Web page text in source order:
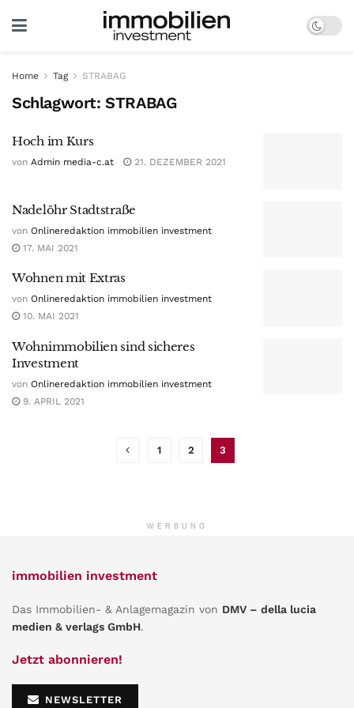
Home Tag STRABAG
Schlagwort:STRABAG
Hoch im Kurs
von Admin media-c.at 21. DEZEMBER 2021
Nadelöhr Stadtstraße
von Onlineredaktion immobilien investment
17. MAI 2021
Wohnen mit Extras
von Onlineredaktion immobilien investment
10. MAI 2021
Wohnimmobilien sind sicheres
Investment
von Onlineredaktion immobilien investment
9. APRIL 2021
1 2 3
WERBUNG
immobilien investment
Das Immobilien- & Anlagemagazin von DMV – della lucia
medien & verlags GmbH.
Jetzt abonnieren!
NEWSLETTER